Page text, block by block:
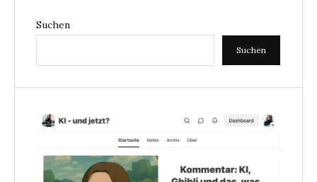
Suchen
Suchen